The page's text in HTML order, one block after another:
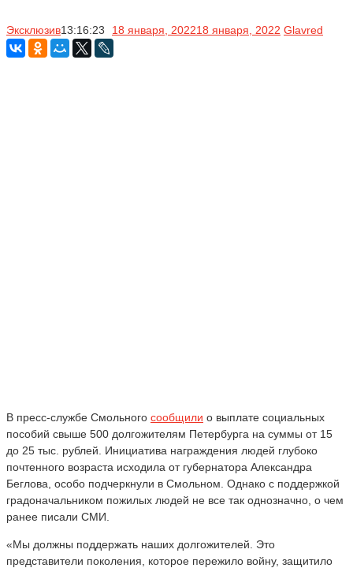
Эксклюзив13:16:23 18 января, 202218 января, 2022 Glavred
В пресс-службе Смольного сообщили о выплате социальных
пособий свыше 500 долгожителям Петербурга на суммы от 15
до 25 тыс. рублей. Инициатива награждения людей глубоко
почтенного возраста исходила от губернатора Александра
Беглова, особо подчеркнули в Смольном . Однако с поддержкой
градоначальником пожилых людей не все так однозначно, о чем
ранее писали СМИ.
«Мы должны поддержать наших долгожителей. Это
представители поколения, которое пережило войну, защитило